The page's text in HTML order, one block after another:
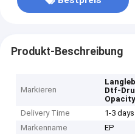
Produkt-Beschreibung
Markieren
Dtf-
Delivery Time
1-3 days
Markenname
EP